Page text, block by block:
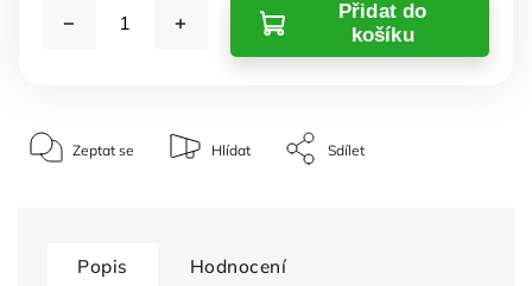
Přidat do
košíku
Zeptat se Hlídat Sdílet
Popis Hodnocení